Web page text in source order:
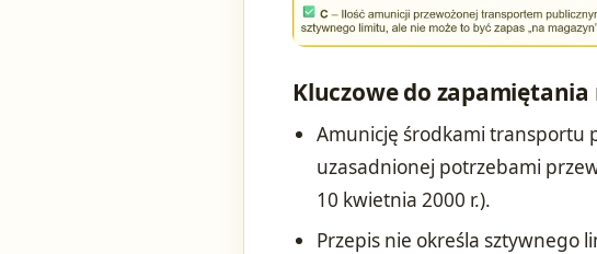
Kluczowe do zapamiętania
Amunicję środkami transportu
uzasadnionej potrzebami
10 kwietnia 2000 r.).
Przepis nie określa sztywnego